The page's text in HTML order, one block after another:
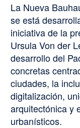
La Nueva
se está
iniciativa de la
Ursula Von der
desarrollo del
concretas
ciudades, la
digitalización,
arquitectónica y
urbanísticos.